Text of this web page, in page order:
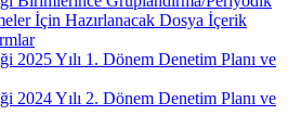
İçin Hazırlanacak Dosya İçerik
2025 Yılı 1. Dönem Denetim Planı ve
2024 Yılı 2. Dönem Denetim Planı ve